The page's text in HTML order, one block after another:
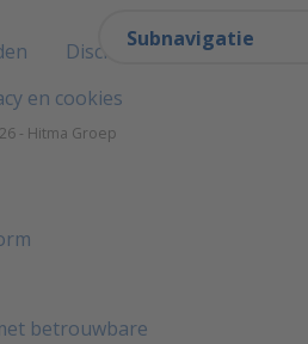
Subnavigatie
Disclaimer
Colofon
en cookies
- Hitma Groep
betrouwbare